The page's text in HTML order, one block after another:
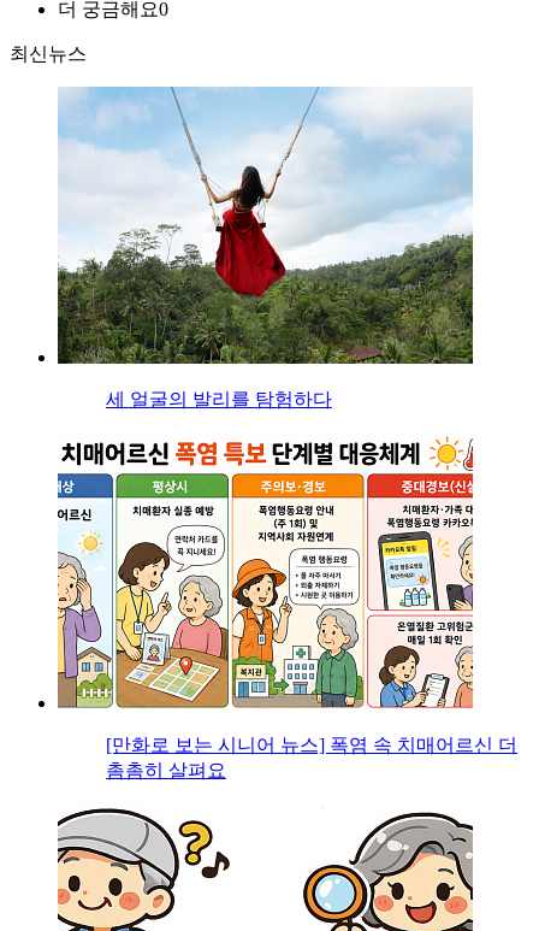
더 궁금해요0
최신뉴스
세 얼굴의 발리를 탐험하다
[만화로 보는 시니어 뉴스] 폭염 속 치매어르신 더
촘촘히 살펴요